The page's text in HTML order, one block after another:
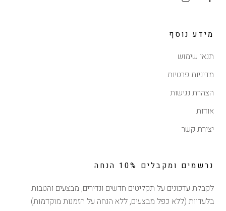
הנחה של 10% ברכישה
מידע נוסף
תנאי שימוש
מדיניות פרטיות
הצהרת נגישות
אודות
יצירת קשר
נרשמים ומקבלים 10% הנחה
לקבלת עדכונים על תקליטים חדשים ונדירים, מבצעים והטבות
בלעדיות (ללא כפל מבצעים, ללא הנחה על הזמנות מוקדמות)